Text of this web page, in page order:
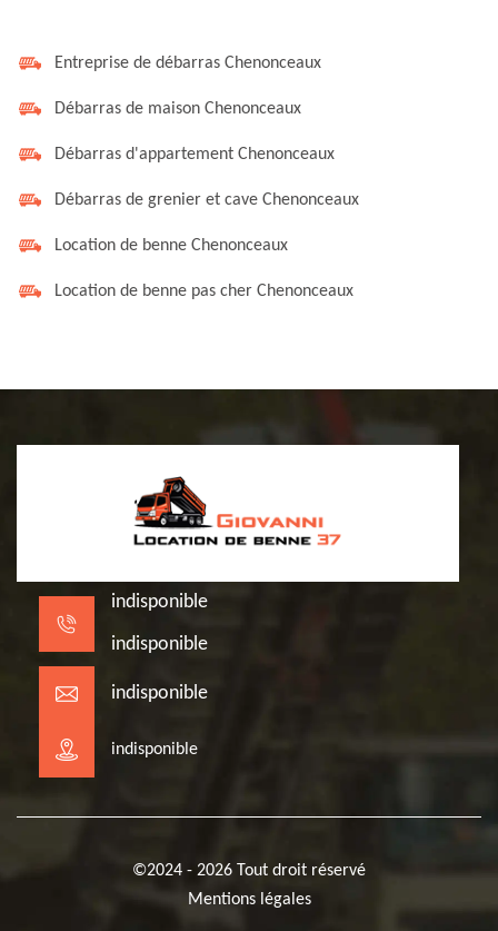
Entreprise de débarras Chenonceaux
Débarras de maison Chenonceaux
Débarras d'appartement Chenonceaux
Débarras de grenier et cave Chenonceaux
Location de benne Chenonceaux
Location de benne pas cher Chenonceaux
indisponible
indisponible
indisponible
indisponible
©2024 - 2026 Tout droit réservé
Mentions légales